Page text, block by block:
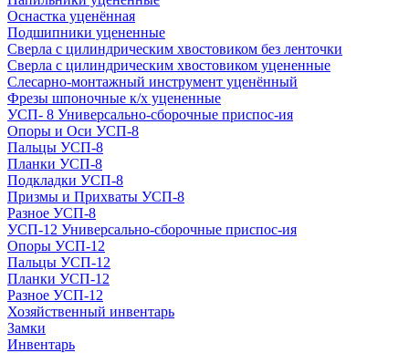
Оснастка уценённая
Подшипники уцененные
Сверла с цилиндрическим хвостовиком без ленточки
Сверла с цилиндрическим хвостовиком уцененные
Слесарно-монтажный инструмент уценённый
Фрезы шпоночные к/х уцененные
УСП- 8 Универсально-сборочные приспос-ия
Опоры и Оси УСП-8
Пальцы УСП-8
Планки УСП-8
Подкладки УСП-8
Призмы и Прихваты УСП-8
Разное УСП-8
УСП-12 Универсально-сборочные приспос-ия
Опоры УСП-12
Пальцы УСП-12
Планки УСП-12
Разное УСП-12
Хозяйственный инвентарь
Замки
Инвентарь